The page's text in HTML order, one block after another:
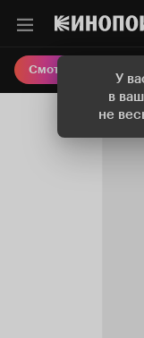
У
в
не
Смотреть кино